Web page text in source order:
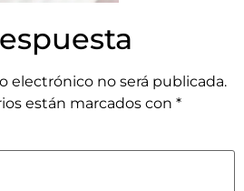
electrónico no será publicada.
están marcados con *